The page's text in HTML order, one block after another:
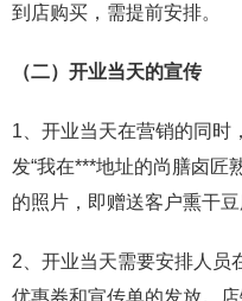
到店购买，需提前安排。
（二）开业当天的宣传
1、开业当天在营销的同时
发“我在***地址的尚膳卤匠
的照片，即赠送客户熏干豆
2、开业当天需要安排人员
优惠券和宣传单的发放。